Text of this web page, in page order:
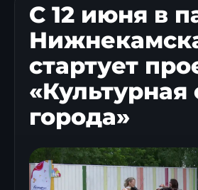
С 12 июня в
стартует
«Культурная
города»